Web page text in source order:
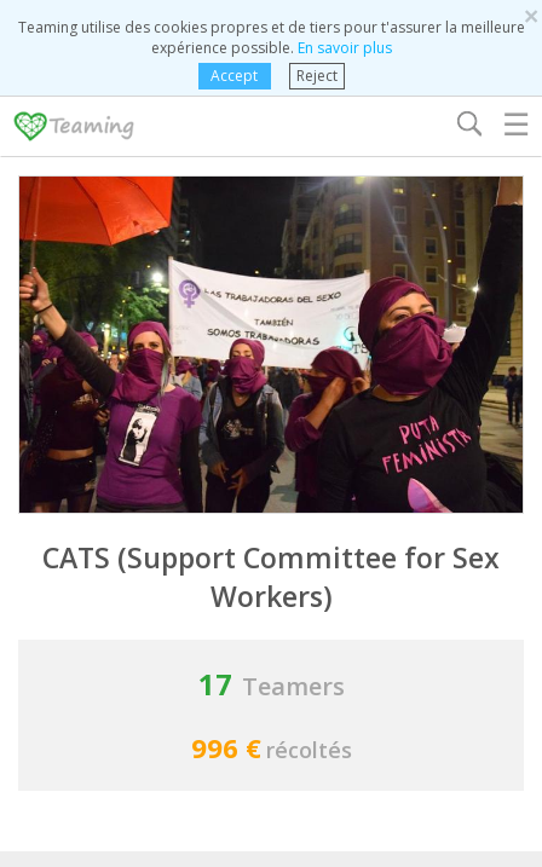
×
Teaming utilise des cookies propres et de tiers pour t'assurer la meilleure
expérience possible. En savoir plus
Accept
Reject
☰
CATS (Support Committee for Sex
Workers)
17 Teamers
996 € récoltés